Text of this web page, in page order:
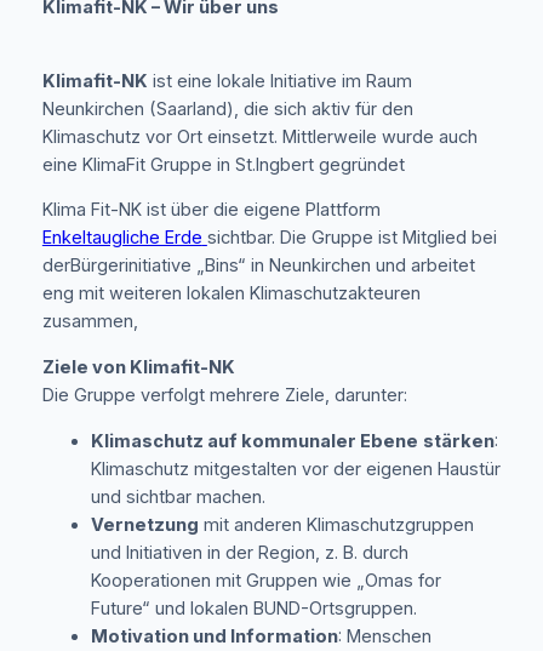
Klimafit-NK – Wir über uns
Klimafit-NK ist eine lokale Initiative im Raum
Neunkirchen (Saarland), die sich aktiv für den
Klimaschutz vor Ort einsetzt. Mittlerweile wurde auch
eine KlimaFit Gruppe in St.Ingbert gegründet
Klima Fit-NK ist über die eigene Plattform
Enkeltaugliche Erde sichtbar. Die Gruppe ist Mitglied bei
derBürgerinitiative „Bins“ in Neunkirchen und arbeitet
eng mit weiteren lokalen Klimaschutzakteuren
zusammen,
Ziele von Klimafit-NK
Die Gruppe verfolgt mehrere Ziele, darunter:
Klimaschutz auf kommunaler Ebene stärken:
Klimaschutz mitgestalten vor der eigenen Haustür
und sichtbar machen.
Vernetzung mit anderen Klimaschutzgruppen
und Initiativen in der Region, z. B. durch
Kooperationen mit Gruppen wie „Omas for
Future“ und lokalen BUND-Ortsgruppen.
Motivation und Information: Menschen